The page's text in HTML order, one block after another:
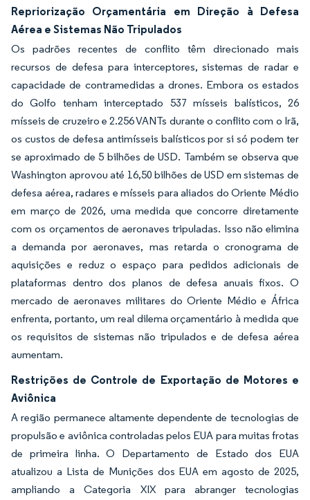
Repriorização Orçamentária em Direção à Defesa
Aérea e Sistemas Não Tripulados
Os padrões recentes de conflito têm direcionado mais
recursos de defesa para interceptores, sistemas de radar e
capacidade de contramedidas a drones. Embora os estados
do Golfo tenham interceptado 537 mísseis balísticos, 26
mísseis de cruzeiro e 2.256 VANTs durante o conflito com o Irã,
os custos de defesa antimísseis balísticos por si só podem ter
se aproximado de 5 bilhões de USD. Também se observa que
Washington aprovou até 16,50 bilhões de USD em sistemas de
defesa aérea, radares e mísseis para aliados do Oriente Médio
em março de 2026, uma medida que concorre diretamente
com os orçamentos de aeronaves tripuladas. Isso não elimina
a demanda por aeronaves, mas retarda o cronograma de
aquisições e reduz o espaço para pedidos adicionais de
plataformas dentro dos planos de defesa anuais fixos. O
mercado de aeronaves militares do Oriente Médio e África
enfrenta, portanto, um real dilema orçamentário à medida que
os requisitos de sistemas não tripulados e de defesa aérea
aumentam.
Restrições de Controle de Exportação de Motores e
Aviônica
A região permanece altamente dependente de tecnologias de
propulsão e aviônica controladas pelos EUA para muitas frotas
de primeira linha. O Departamento de Estado dos EUA
atualizou a Lista de Munições dos EUA em agosto de 2025,
ampliando a Categoria XIX para abranger tecnologias